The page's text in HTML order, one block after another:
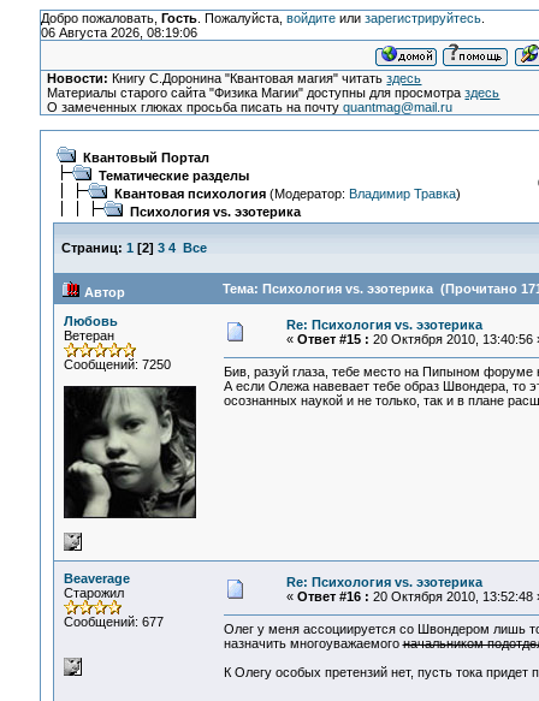
Добро пожаловать, Гость. Пожалуйста, войдитеили зарегистрируйтесь.
06 Августа 2026, 08:19:06
Новости: Книгу С.Доронина "Квантовая магия" читатьздесь
Материалы старого сайта "Физика Магии" доступны для просмотраздесь
О замеченных глюках просьба писать на почтуquantmag@mail.ru
Квантовый Портал
Тематические разделы
Квантовая психология(Модератор: Владимир Травка)
Психология vs. эзотерика
Страниц: 1 [2] 3 4 Все
Автор Тема: Психология vs. эзотерика (Прочитано
Любовь
Ветеран
Сообщений: 7250
Re: Психология vs. эзотерика
« Ответ #15 : 20 Октября 2010, 13:40:56
Бив, разуй глаза, тебе место на Пипыном форуме
А если Олежа навевает тебе образ Швондера, то
осознанных наукой и не только, так и в плане
Beaverage
Старожил
Сообщений: 677
Re: Психология vs. эзотерика
« Ответ #16 : 20 Октября 2010, 13:52:48
Олег у меня ассоциируется со Швондером лишь
назначить многоуважаемогоначальником
К Олегу особых претензий нет, пусть тока